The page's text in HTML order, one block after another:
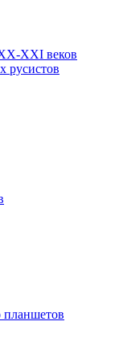
XXI веков
русистов
планшетов